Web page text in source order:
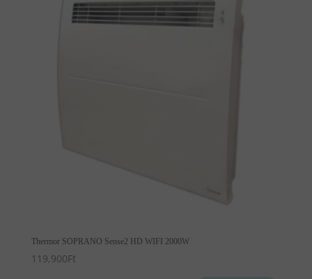
Thermor SOPRANO Sense2 HD WIFI 2000W
119,900Ft